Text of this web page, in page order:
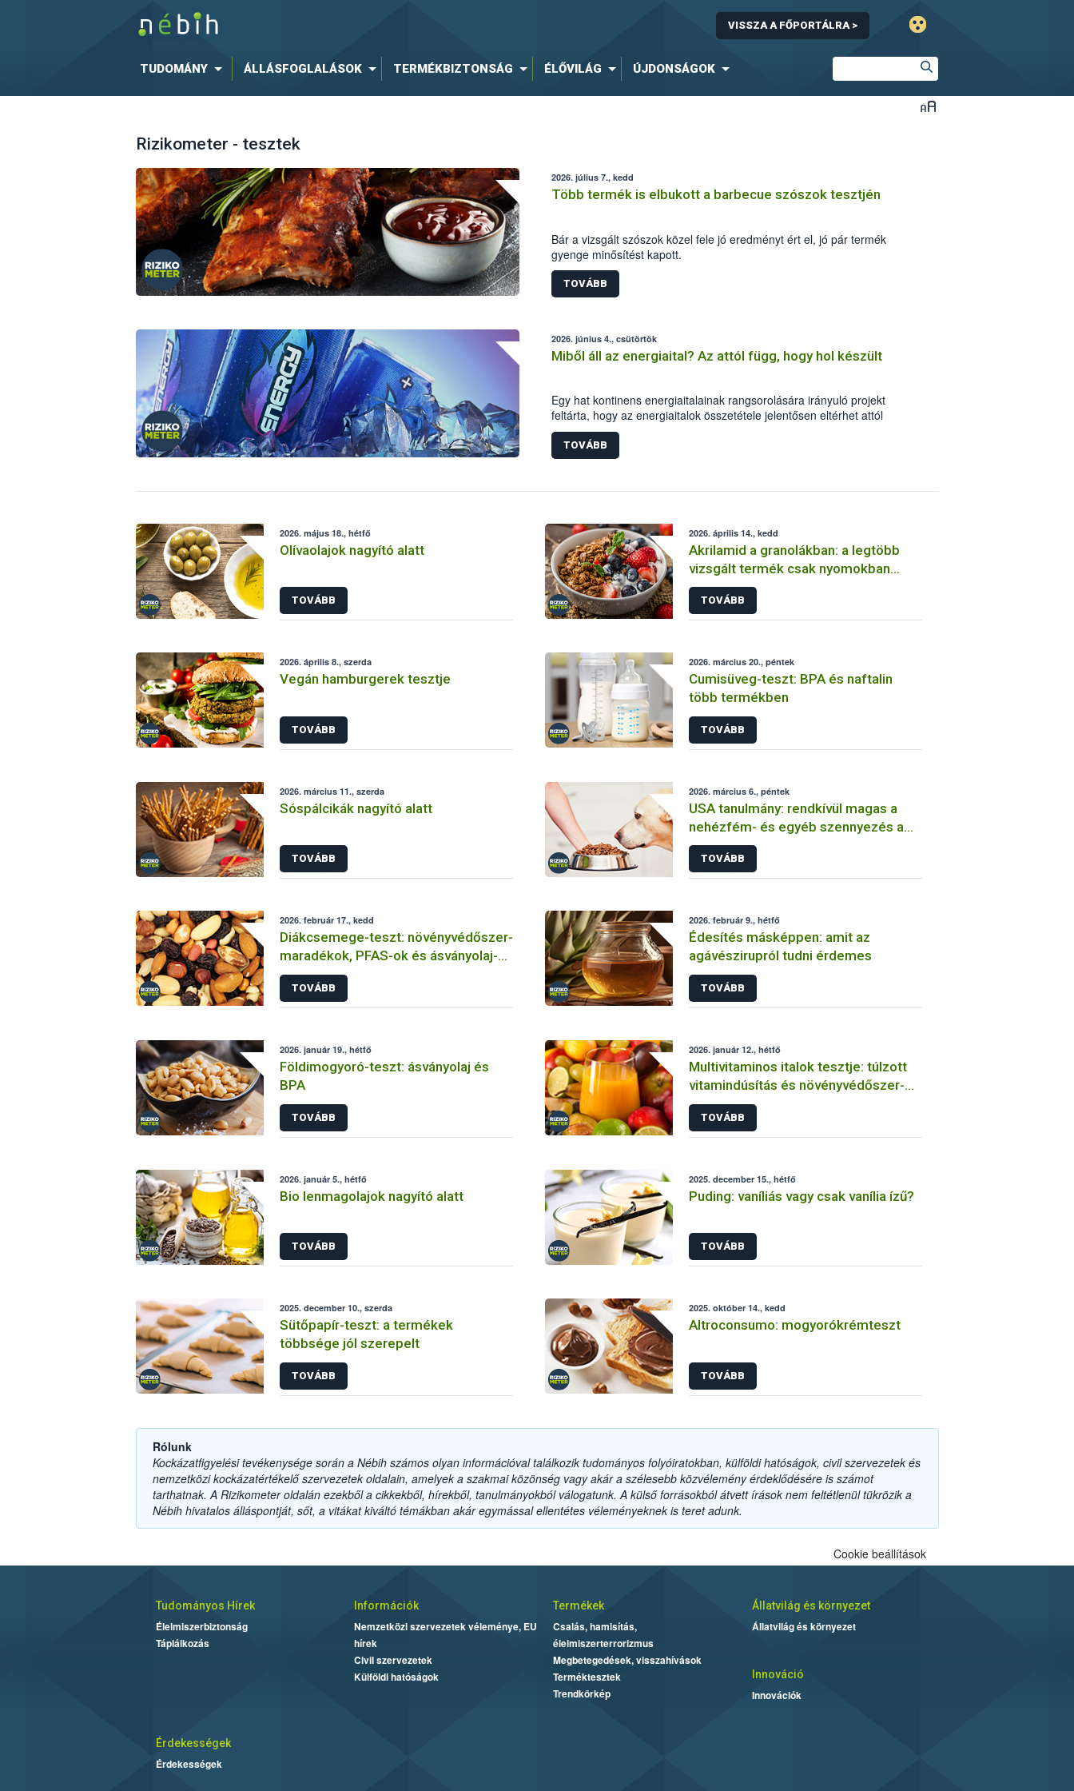
VISSZA A FŐPORTÁLRA >
TUDOMÁNY ÁLLÁSFOGLALÁSOK TERMÉKBIZTONSÁG ÉLŐVILÁG ÚJDONSÁGOK
Rizikometer - tesztek
2026. július 7., kedd
Több termék is elbukott a barbecue szószok tesztjén
Bár a vizsgált szószok közel fele jó eredményt ért el, jó pár termék
gyenge minősítést kapott.
TOVÁBB
2026. június 4., csütörtök
Miből áll az energiaital? Az attól függ, hogy hol készült
Egy hat kontinens energiaitalainak rangsorolására irányuló projekt
feltárta, hogy az energiaitalok összetétele jelentősen eltérhet attól
függően, hogy melyik földrészen kerülnek forgalomba.
TOVÁBB
2026. május 18., hétfő
Olívaolajok nagyító alatt
TOVÁBB
2026. április 14., kedd
Akrilamid a granolákban: a legtöbb
vizsgált termék csak nyomokban
tartalmazta
TOVÁBB
2026. április 8., szerda
Vegán hamburgerek tesztje
TOVÁBB
2026. március 20., péntek
Cumisüveg-teszt: BPA és naftalin
több termékben
TOVÁBB
2026. március 11., szerda
Sóspálcikák nagyító alatt
TOVÁBB
2026. március 6., péntek
USA tanulmány: rendkívül magas a
nehézfém- és egyéb szennyezés a
kutyatápokban
TOVÁBB
2026. február 17., kedd
Diákcsemege-teszt: növényvédőszer-
maradékok, PFAS-ok és ásványolaj-
összetevők
TOVÁBB
2026. február 9., hétfő
Édesítés másképpen: amit az
agávészirupról tudni érdemes
TOVÁBB
2026. január 19., hétfő
Földimogyoró-teszt: ásványolaj és
BPA
TOVÁBB
2026. január 12., hétfő
Multivitaminos italok tesztje: túlzott
vitamindúsítás és növényvédőszer-
maradékok
TOVÁBB
2026. január 5., hétfő
Bio lenmagolajok nagyító alatt
TOVÁBB
2025. december 15., hétfő
Puding: vaníliás vagy csak vanília ízű?
TOVÁBB
2025. december 10., szerda
Sütőpapír-teszt: a termékek
többsége jól szerepelt
TOVÁBB
2025. október 14., kedd
Altroconsumo: mogyorókrémteszt
TOVÁBB
Rólunk
Kockázatfigyelési tevékenysége során a Nébih számos olyan információval találkozik tudományos folyóiratokban, külföldi hatóságok, civil szervezetek és
nemzetközi kockázatértékelő szervezetek oldalain, amelyek a szakmai közönség vagy akár a szélesebb közvélemény érdeklődésére is számot
tarthatnak. A Rizikometer oldalán ezekből a cikkekből, hírekből, tanulmányokból válogatunk. A külső forrásokból átvett írások nem feltétlenül tükrözik a
Nébih hivatalos álláspontját, sőt, a vitákat kiváltó témákban akár egymással ellentétes véleményeknek is teret adunk.
Cookie beállítások
Tudományos Hírek
Élelmiszerbiztonság
Táplálkozás
Információk
Nemzetközi szervezetek véleménye, EU
hírek
Civil szervezetek
Külföldi hatóságok
Termékek
Csalás, hamisítás,
élelmiszerterrorizmus
Megbetegedések, visszahívások
Terméktesztek
Trendkörkép
Állatvilág és környezet
Állatvilág és környezet
Innováció
Innovációk
Érdekességek
Érdekességek